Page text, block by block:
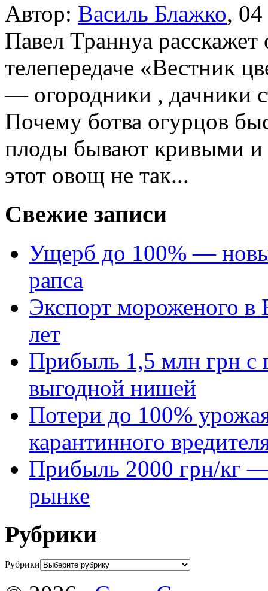
Автор: Василь Блажко,
Павел Траннуа
телепередаче «Вестник
— огородники , дачники
Почему ботва огурцов
плоды бывают кривыми и
этот овощ не так...
Свежие записи
Ущерб до 100% —
рапса
Экспорт мороженого в
лет
Прибыль 1,5 млн грн с
выгодной нишей
Потери до 100%
карантинного
Прибыль 2000 грн/кг —
рынке
Рубрики
Рубрики